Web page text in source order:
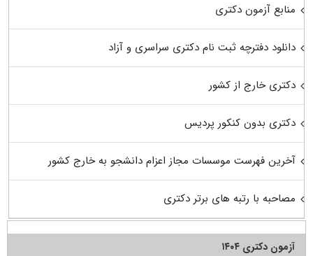
منابع آزمون دکتری
دانلود دفترچه ثبت نام دکتری سراسری و آزاد
دکتری خارج از کشور
دکتری بدون کنکور پردیس
آخرین فهرست موسسات مجاز اعزام دانشجو به خارج کشور
مصاحبه با رتبه های برتر دکتری
آزمون دکتری ۱۴۰۴